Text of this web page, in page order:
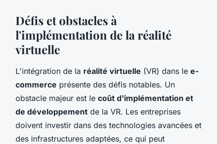
Défis et obstacles à
l'implémentation de la réalité
virtuelle
L'intégration de la réalité virtuelle (VR) dans le e-
commerce présente des défis notables. Un
obstacle majeur est le coût d'implémentation et
de développement de la VR. Les entreprises
doivent investir dans des technologies avancées et
des infrastructures adaptées, ce qui peut